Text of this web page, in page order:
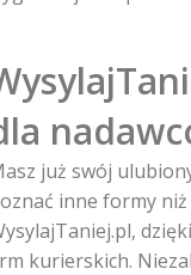
już swój
inne formy
kurierskich.